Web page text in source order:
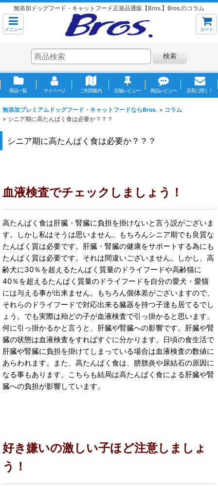
無添加ドッグフード・キャットフード正規品通販【Bros.】Bros.のコラム
メニュー カート
検索
商品一覧 マイページ ご利用案内 店舗レビュー 商品レビュー 店長に聞く！
無添加プレミアムドッグフード・キャットフードならBros. > コラム
> シニア期に高たんぱく食は必要か？？？
シニア期に高たんぱく食は必要か？？？
血液検査でチェックしましょう！
高たんぱく食は肝臓・腎臓に負担を掛けないと言う説がございま
す。しかし私はそうは思いません。もちろんシニア期でも良質な
たんぱく質は必要です。肝臓・腎臓の健康をサポートする為にも
たんぱく質は必要です。それは間違いございません。しかし、高
齢犬に30％を超えるたんぱく質量のドライフードや高齢猫に
40％を超えるたんぱく質量のドライフードを自分の愛犬・愛猫
には与える事が出来ません。もちろん個体差がございますので、
それらのドライフードで対応出来る臓器を持つ子達も居てるでし
ょう。でも実際は殆どの子が血液検査で引っ掛かると思います。
何に引っ掛かるかと言うと、肝臓や腎臓への影響です。肝臓や腎
臓の状態は血液検査をすればすぐに分かります。日頃の食生活で
肝臓や腎臓に負担を掛けてしまっている場合は血液検査の数値に
あらわれます。また、高たんぱく食は、膀胱炎や尿結石の原因に
なる事もあります。こちらも結局は高たんぱく食による肝臓や腎
臓への負担が影響しています。
好き嫌いの激しい子ほど注意しましょ
う！